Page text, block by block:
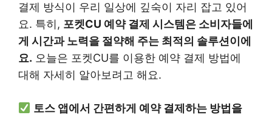
결제 방식이 우리 일상에 깊숙이 자리 잡고 있어
요. 특히, 포켓CU 예약 결제 시스템은 소비자들에
게 시간과 노력을 절약해 주는 최적의 솔루션이에
요. 오늘은 포켓CU를 이용한 예약 결제 방법에
대해 자세히 알아보려고 해요.
토스 앱에서 간편하게 예약 결제하는 방법을